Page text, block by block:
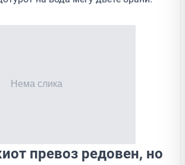
превоз редовен, но